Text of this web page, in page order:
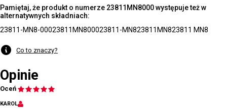
Pamiętaj, że produkt o numerze 23811MN8000 występuje też w
alternatywnych składniach:
23811-MN8-00023811MN800023811-MN823811MN823811 MN8
Co to znaczy?
Opinie
Oceń
KAROL